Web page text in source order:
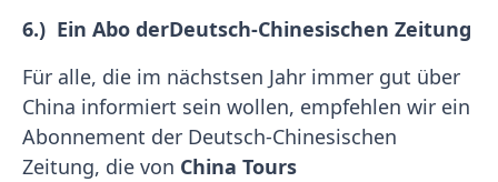
6.) Ein Abo derDeutsch-Chinesischen Zeitung
Für alle, die im nächstsen Jahr immer gut über
China informiert sein wollen, empfehlen wir ein
Abonnement der Deutsch-Chinesischen
Zeitung, die von China Tours